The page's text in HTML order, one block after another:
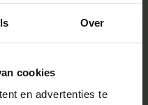
Over
cookies
en advertenties te
oogcoördinatie